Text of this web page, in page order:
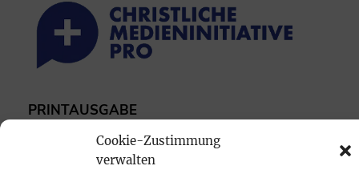
Cookie-Zustimmung
verwalten
PRINTAUSGABE
Mediadaten